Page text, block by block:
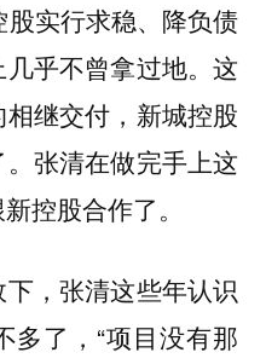
股实行求稳、降负债
乎不曾拿过地。这
继交付，新城控股
张清在做完手上这
控股合作了。
，张清这些年认识
多了，“项目没有那